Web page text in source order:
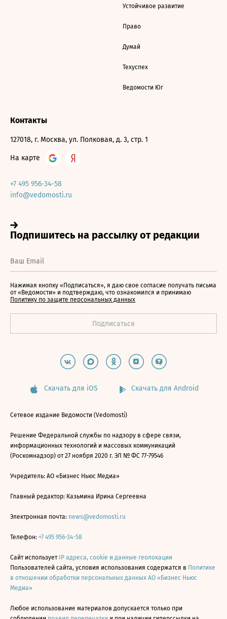
Устойчивое развитие
Право
Думай
Техуспех
Ведомости Юг
Контакты
127018, г. Москва, ул. Полковая, д. 3, стр. 1
На карте
+7 495 956-34-58
info@vedomosti.ru
Нажимая кнопку «Подписаться», я даю свое согласие получать письма
от «Ведомости» и подтверждаю, что ознакомился и принимаю
Политику по защите персональных данных
Скачать для iOS Скачать для Android
Сетевое издание Ведомости (Vedomosti)
Решение Федеральной службы по надзору в сфере связи,
информационных технологий и массовых коммуникаций
(Роскомнадзор) от 27 ноября 2020 г. ЭЛ № ФС 77-79546
Учредитель: АО «Бизнес Ньюс Медиа»
Главный редактор: Казьмина Ирина Сергеевна
Электронная почта: news@vedomosti.ru
Телефон: +7 495 956-34-58
Сайт использует IP адреса, cookie и данные геолокации
Пользователей сайта, условия использования содержатся в Политике
в отношении обработки персональных данных АО «Бизнес Ньюс
Медиа»
Любое использование материалов допускается только при